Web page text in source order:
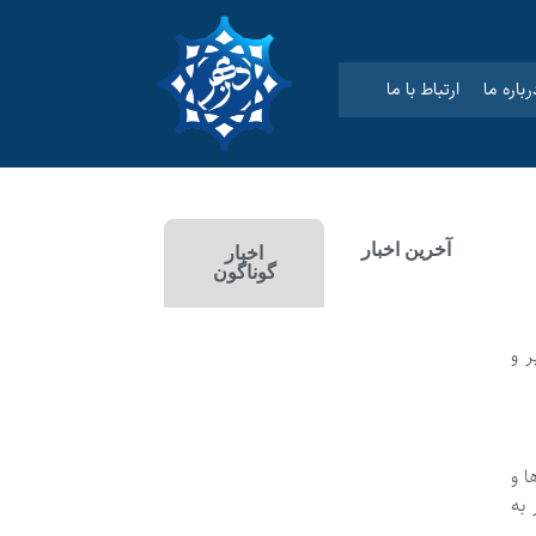
ما ارتباط با ما
و
و
آخرین اخبار
اخبار
گوناگون